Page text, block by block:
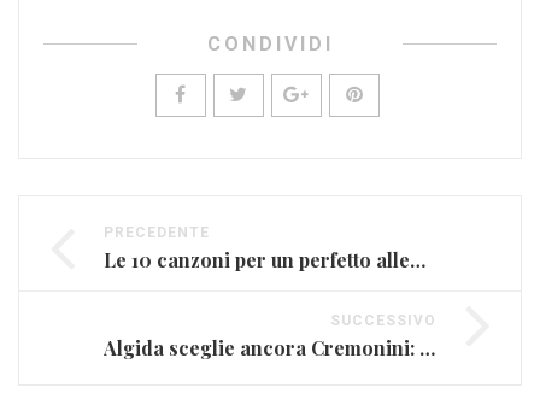
CONDIVIDI
PRECEDENTE
Le 10 canzoni per un perfetto allenamento
SUCCESSIVO
Algida sceglie ancora Cremonini: Buon Viaggio colonna sonora del Cornetto